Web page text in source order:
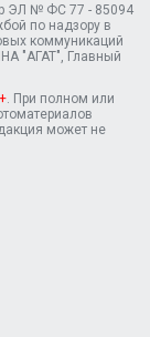
ЭЛ № ФС 77 - 85094
по надзору в
коммуникаций
"АГАТ", Главный
. При полном или
может не